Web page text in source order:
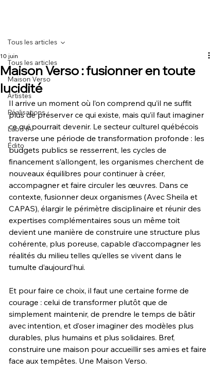
Tous les articles
Maison Verso
Artistes
Réalisations
Labo IA
Édito
Tous les articles
Maison Verso : fusionner en toute
lucidité
10 juin
Il arrive un moment où l’on comprend qu’il ne suffit
plus de préserver ce qui existe, mais qu’il faut imaginer
ce qui pourrait devenir. Le secteur culturel québécois
traverse une période de transformation profonde : les
budgets publics se resserrent, les cycles de
financement s’allongent, les organismes cherchent de
nouveaux équilibres pour continuer à créer,
accompagner et faire circuler les œuvres. Dans ce
contexte, fusionner deux organismes (Avec Sheila et
CAPAS), élargir le périmètre disciplinaire et réunir des
expertises complémentaires sous un même toit
devient une manière de construire une structure plus
cohérente, plus poreuse, capable d’accompagner les
réalités du milieu telles qu’elles se vivent dans le
tumulte d’aujourd’hui.
Et pour faire ce choix, il faut une certaine forme de
courage : celui de transformer plutôt que de
simplement maintenir, de prendre le temps de bâtir
avec intention, et d’oser imaginer des modèles plus
durables, plus humains et plus solidaires. Bref,
construire une maison pour accueillir ses ami·es et faire
face aux tempêtes. Une Maison Verso.